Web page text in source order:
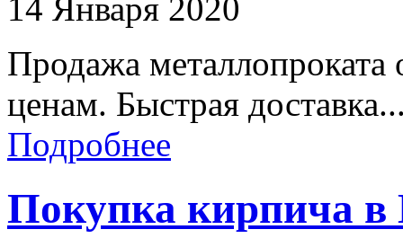
14 Января 2020
Продажа
ценам. Быстрая
Подробнее
Покупка кирпича в